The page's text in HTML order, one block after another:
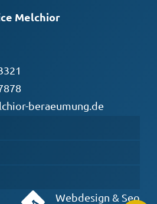
Melchior
beraeumung.de
Webdesign & Seo